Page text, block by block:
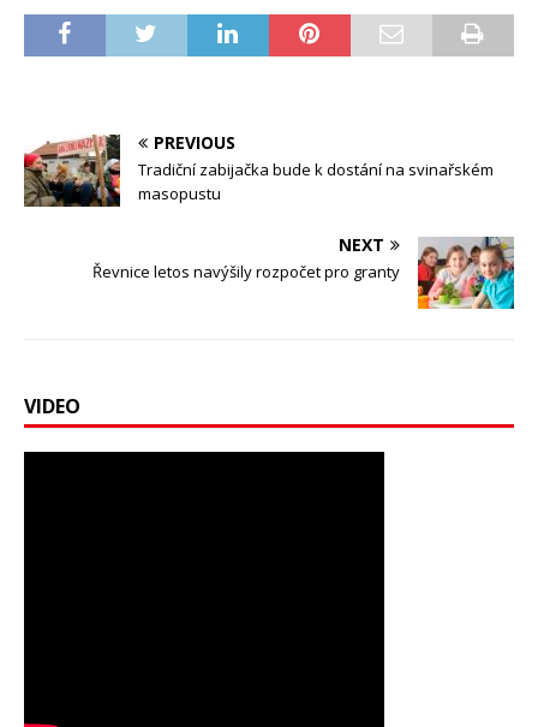
PREVIOUS
Tradiční zabijačka bude k dostání na svinařském
masopustu
NEXT
Řevnice letos navýšily rozpočet pro granty
VIDEO